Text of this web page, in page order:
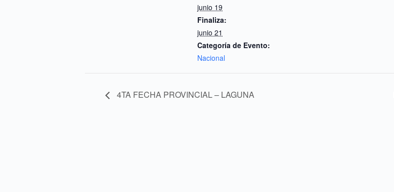
junio 19
Finaliza:
junio 21
Categoría de Evento:
Nacional
4TA FECHA PROVINCIAL – LAGUNA